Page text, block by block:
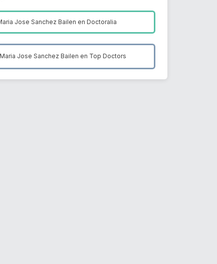
Jose Sanchez Bailen enDoctoralia
Maria Jose Sanchez Bailen en Top Doctors